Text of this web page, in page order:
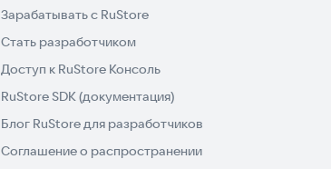
Зарабатывать с RuStore
Стать разработчиком
Доступ к RuStore Консоль
RuStore SDK (документация)
Блог RuStore для разработчиков
Соглашение о распространении